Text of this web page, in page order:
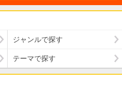
ジャンルで探す
テーマで探す